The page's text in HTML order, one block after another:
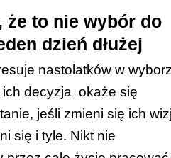
że to nie wybór do
dzień dłużej
nastolatków w
ich decyzja okaże się
jeśli zmieni się ich
się i tyle. Nikt nie